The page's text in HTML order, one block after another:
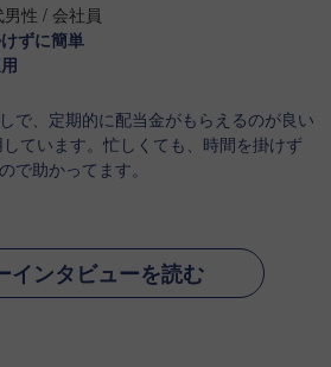
性 / 会社員
ずに簡単
で、定期的に配当金がもらえるのが良い
ています。忙しくても、時間を掛けず
で助かってます。
インタビューを読む